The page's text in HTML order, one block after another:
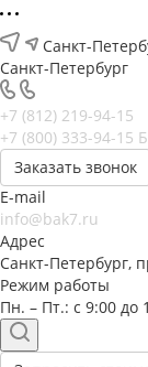
Санкт-
Санкт-Петербург
+7 (812) 219-94-15
+7 (800) 333-94-15
Заказать звонок
E-mail
info@bak7.ru
Адрес
Санкт-Петербург,
Режим работы
Пн. – Пт.: с 9:00 до